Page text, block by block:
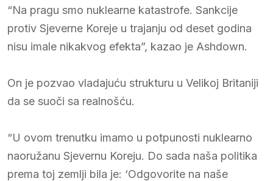
“Na pragu smo nuklearne katastrofe. Sankcije
protiv Sjeverne Koreje u trajanju od deset godina
nisu imale nikakvog efekta”, kazao je Ashdown.
On je pozvao vladajuću strukturu u Velikoj Britaniji
da se suoči sa realnošću.
“U ovom trenutku imamo u potpunosti nuklearno
naoružanu Sjevernu Koreju. Do sada naša politika
prema toj zemlji bila je: ‘Odgovorite na naše